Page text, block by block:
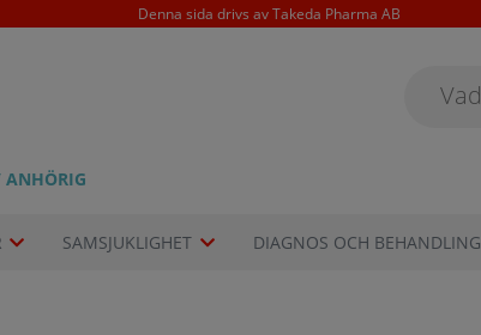
Denna sida drivs av Takeda Pharma AB
ANHÖRIG
SAMSJUKLIGHET DIAGNOS OCH BEHANDLING